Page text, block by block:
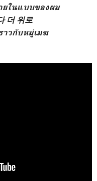
ยในแบบของผม
더 위로
าวกับหมู่เมฆ